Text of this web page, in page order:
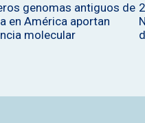
genomas antiguos de
en América aportan
molecular